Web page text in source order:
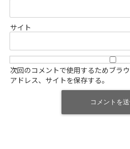
サイト
次回のコメントで使用するためブラ
アドレス、サイトを保存する。